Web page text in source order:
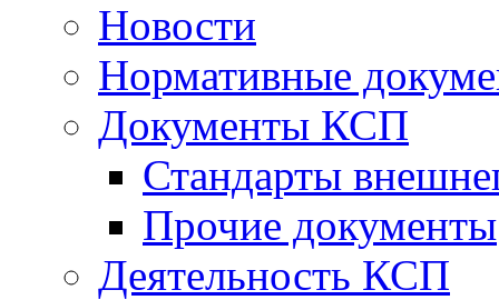
Новости
Нормативные
Документы КСП
Стандарты
Прочие документы
Деятельность КСП